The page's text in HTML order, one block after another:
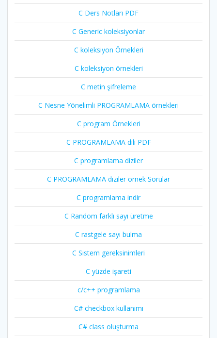
C Ders Notları PDF
C Generic koleksiyonlar
C koleksiyon Örnekleri
C koleksiyon örnekleri
C metin şifreleme
C Nesne Yönelimli PROGRAMLAMA örnekleri
C program Örnekleri
C PROGRAMLAMA dili PDF
C programlama diziler
C PROGRAMLAMA diziler örnek Sorular
C programlama indir
C Random farklı sayı üretme
C rastgele sayı bulma
C Sistem gereksinimleri
C yüzde işareti
c/c++ programlama
C# checkbox kullanımı
C# class oluşturma